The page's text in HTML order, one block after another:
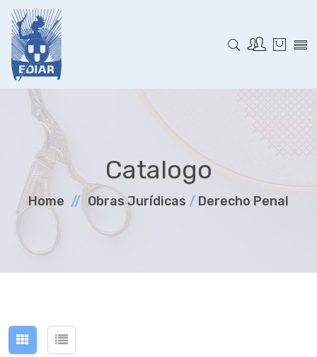
Catalogo
Home Obras Jurí­dicas / Derecho Penal